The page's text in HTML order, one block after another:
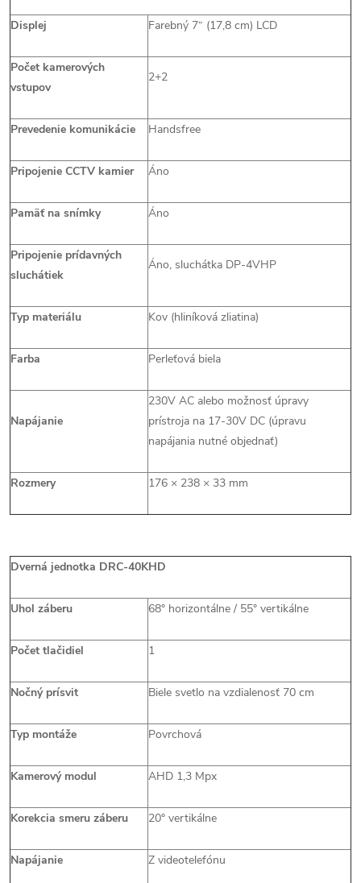
Displej Farebný 7“ (17,8 cm) LCD
Počet kamerových
vstupov
2+2
Prevedenie komunikácie Handsfree
Pripojenie CCTV kamier Áno
Pamäť na snímky Áno
Pripojenie prídavných
sluchátiek
Áno, sluchátka DP-4VHP
Typ materiálu Kov (hliníková zliatina)
Farba Perleťová biela
Napájanie
230V AC alebo možnosť úpravy
prístroja na 17-30V DC (úpravu
napájania nutné objednať)
Rozmery 176 × 238 × 33 mm
Dverná jednotka DRC-40KHD
Uhol záberu 68° horizontálne / 55° vertikálne
Počet tlačidiel 1
Nočný prísvit Biele svetlo na vzdialenosť 70 cm
Typ montáže Povrchová
Kamerový modul AHD 1,3 Mpx
Korekcia smeru záberu 20° vertikálne
Napájanie Z videotelefónu